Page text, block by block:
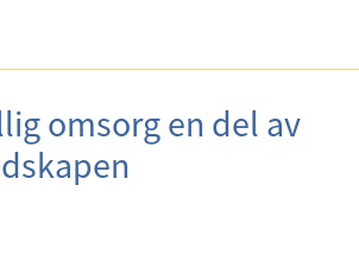
omsorg en del av